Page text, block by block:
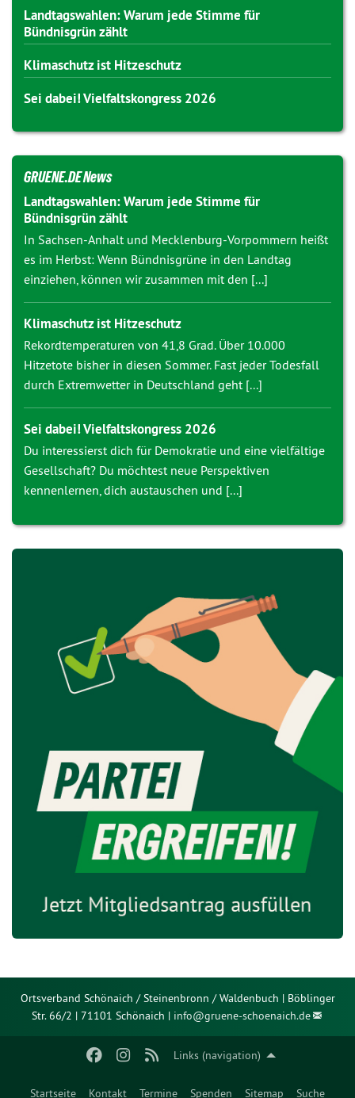
Links (navigation)
Startseite Kontakt Termine Spenden Sitemap Suche
Landtagswahlen: Warum jede Stimme für
Bündnisgrün zählt
Klimaschutz ist Hitzeschutz
Sei dabei! Vielfaltskongress 2026
GRUENE.DE News
Landtagswahlen: Warum jede Stimme für
Bündnisgrün zählt
In Sachsen-Anhalt und Mecklenburg-Vorpommern heißt
es im Herbst: Wenn Bündnisgrüne in den Landtag
einziehen, können wir zusammen mit den [...]
Klimaschutz ist Hitzeschutz
Rekordtemperaturen von 41,8 Grad. Über 10.000
Hitzetote bisher in diesen Sommer. Fast jeder Todesfall
durch Extremwetter in Deutschland geht [...]
Sei dabei! Vielfaltskongress 2026
Du interessierst dich für Demokratie und eine vielfältige
Gesellschaft? Du möchtest neue Perspektiven
kennenlernen, dich austauschen und [...]
Ortsverband Schönaich / Steinenbronn / Waldenbuch | Böblinger
Str. 66/2 | 71101 Schönaich | info@gruene-schoenaich.de